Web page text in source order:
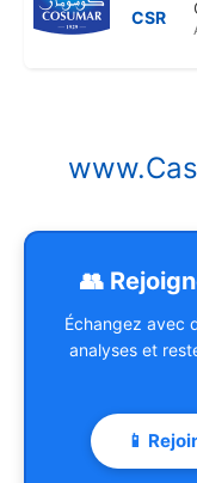
CSR
👥
Échangez avec
analyses et
📱